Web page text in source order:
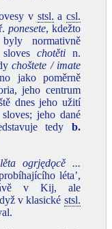
v stsl. a csl.
ponesete, kdežto
normativně
sloveschotěti n.
choštete / imate
jako poměrně
jeho centrum
dnes jeho užití
jeho dané
tedy b.
ogrjędǫcě ...
léta’,
v Kij, ale
v klasické stsl.